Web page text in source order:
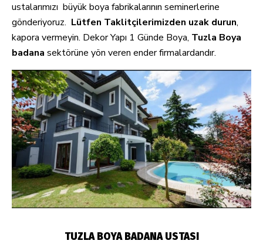
ustalarımızı büyük boya fabrikalarının seminerlerine
gönderiyoruz. Lütfen Taklitçilerimizden uzak durun,
kapora vermeyin. Dekor Yapı 1 Günde Boya, Tuzla Boya
badana sektörüne yön veren ender firmalardandır.
TUZLA BOYA BADANA USTASI